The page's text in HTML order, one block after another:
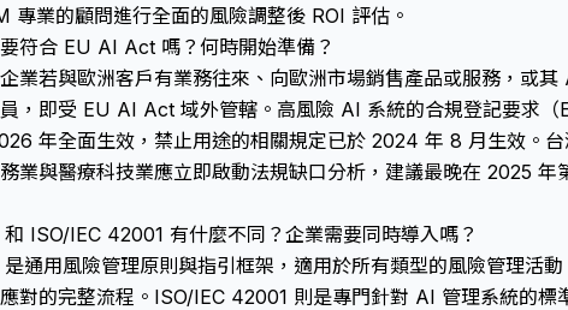
專業的顧問進行全面的風險調整後 ROI 評估。
符合 EU AI Act 嗎？何時開始準備？
業若與歐洲客戶有業務往來、向歐洲市場銷售產品或服務，或其
，即受 EU AI Act 域外管轄。高風險 AI 系統的合規登記要求
年全面生效，禁止用途的相關規定已於 2024 年 8 月生效。
業與醫療科技業應立即啟動法規缺口分析，建議最晚在 2025 年
ISO/IEC 42001 有什麼不同？企業需要同時導入嗎？
通用風險管理原則與指引框架，適用於所有類型的風險管理活
對的完整流程。ISO/IEC 42001 則是專門針對 AI 管理系統的標